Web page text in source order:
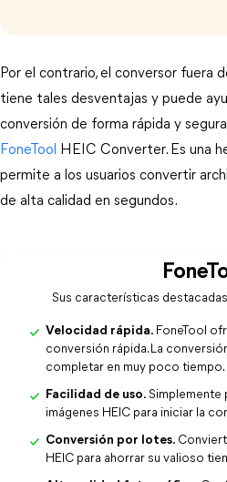
Por el contrario, el conversor fuera
tiene tales desventajas y puede
conversión de forma rápida y
FoneTool
HEIC Converter. Es una
permite a los usuarios convertir
de alta calidad en segundos.
Sus características
Velocidad rápida. FoneTool
conversión rápida. La
completar en muy poco tiempo.
Facilidad de uso. Simplemente
imágenes HEIC para iniciar la
Conversión por lotes.
HEIC para ahorrar su valioso